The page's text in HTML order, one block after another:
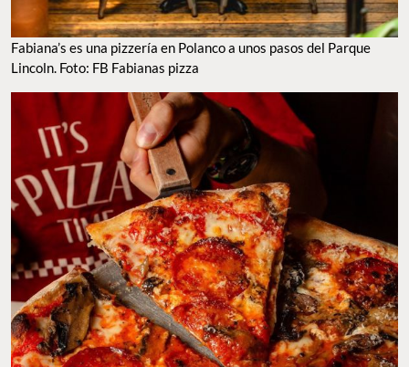
Fabiana’s es una pizzería en Polanco a unos pasos del Parque
Lincoln. Foto: FB Fabianas pizza